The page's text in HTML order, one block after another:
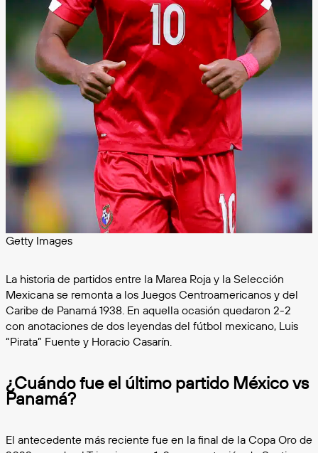
Getty Images
La historia de partidos entre la Marea Roja y la Selección
Mexicana se remonta a los Juegos Centroamericanos y del
Caribe de Panamá 1938. En aquella ocasión quedaron 2-2
con anotaciones de dos leyendas del fútbol mexicano, Luis
“Pirata” Fuente y Horacio Casarín.
¿Cuándo fue el último partido México vs
Panamá?
El antecedente más reciente fue en la final de la Copa Oro de